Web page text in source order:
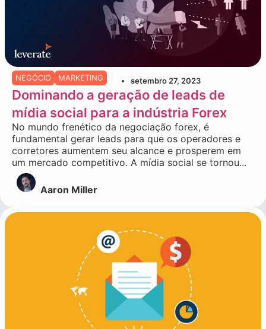
NEGÓCIO MARKETING setembro 27, 2023
Dominando a geração de leads de
mídia social para a indústria Forex
No mundo frenético da negociação forex, é
fundamental gerar leads para que os operadores e
corretores aumentem seu alcance e prosperem em
um mercado competitivo. A mídia social se tornou...
Aaron Miller